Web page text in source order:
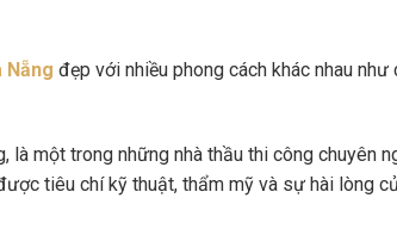
đẹp với nhiều phong cách khác nhau như
một trong những nhà thầu thi công chuyên
tiêu chí kỹ thuật, thẩm mỹ và sự hài lòng